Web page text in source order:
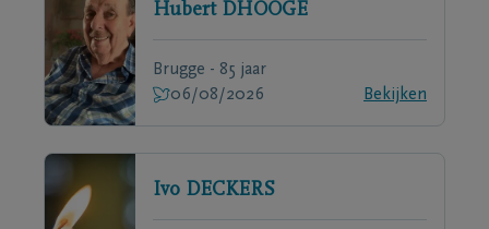
Hubert DHOOGE
Brugge - 85 jaar
06/08/2026
Bekijken
Ivo DECKERS